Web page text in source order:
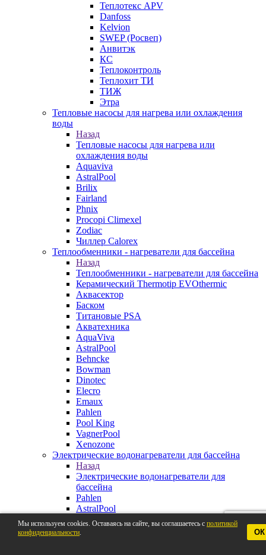
Теплотекс APV
Danfoss
Kelvion
SWEP (Росвеп)
Анвитэк
КС
Теплоконтроль
Теплохит ТИ
ТИЖ
Этра
Тепловые насосы для нагрева или охлаждения
воды
Назад
Тепловые насосы для нагрева или
охлаждения воды
Aquaviva
AstralPool
Brilix
Fairland
Phnix
Procopi Climexel
Zodiac
Чиллер Calorex
Теплообменники - нагреватели для бассейна
Назад
Теплообменники - нагреватели для бассейна
Керамический Thermotip EVOthermic
Аквасектор
Баском
Титановые PSA
Акватехника
AquaViva
AstralPool
Behncke
Bowman
Dinotec
Elecro
Emaux
Pahlen
Pool King
VagnerPool
Xenozone
Электрические водонагреватели для бассейна
Назад
Электрические водонагреватели для
бассейна
Pahlen
AstralPool
Aquaviva
Behncke
Мы используем cookies. Оставаясь на сайте, вы соглашаетесь с политикой
конфиденциальности. ОК